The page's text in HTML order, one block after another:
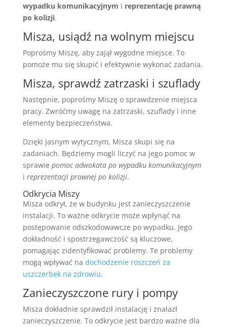
wypadku komunikacyjnym i reprezentację prawną
po kolizji.
Misza, usiądź na wolnym miejscu
Poprośmy Miszę, aby zajął wygodne miejsce. To
pomoże mu się skupić i efektywnie wykonać zadania.
Misza, sprawdź zatrzaski i szuflady
Następnie, poprośmy Miszę o sprawdzenie miejsca
pracy. Zwróćmy uwagę na zatrzaski, szuflady i inne
elementy bezpieczeństwa.
Dzięki jasnym wytycznym, Misza skupi się na
zadaniach. Będziemy mogli liczyć na jego pomoc w
sprawie pomoc adwokata po wypadku komunikacyjnym
i reprezentacji prawnej po kolizji.
Odkrycia Miszy
Misza odkrył, że w budynku jest zanieczyszczenie
instalacji. To ważne odkrycie może wpłynąć na
postępowanie odszkodowawcze po wypadku. Jego
dokładność i spostrzegawczość są kluczowe,
pomagając zidentyfikować problemy. Te problemy
mogą wpływać na dochodzenie roszczeń za
uszczerbek na zdrowiu.
Zanieczyszczone rury i pompy
Misza dokładnie sprawdził instalację i znalazł
zanieczyszczenie. To odkrycie jest bardzo ważne dla